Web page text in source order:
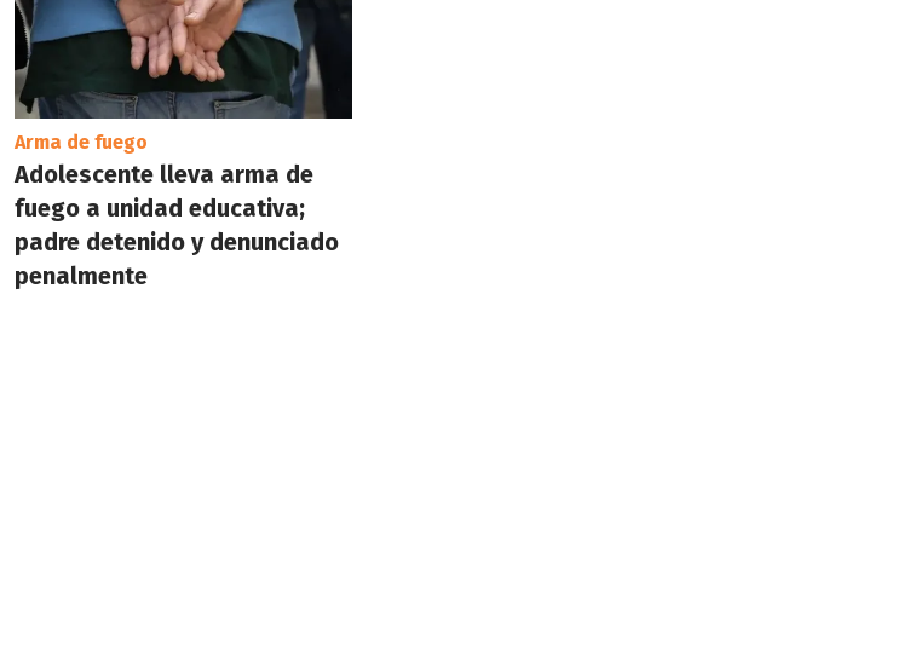
Arma de fuego
Adolescente lleva arma de
fuego a unidad educativa;
padre detenido y denunciado
penalmente